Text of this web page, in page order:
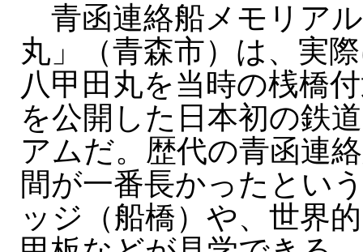
青函連絡船メモリア
丸」（青森市）は、実
八甲田丸を当時の桟橋
を公開した日本初の鉄
アムだ。歴代の青函連
間が一番長かったとい
ッジ（船橋）や、世界